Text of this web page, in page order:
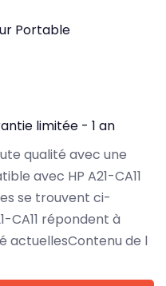
Portable
limitée - 1 an
qualité avec une
avec HP A21-CA11
se trouvent ci-
CA11 répondent à
actuellesContenu de l